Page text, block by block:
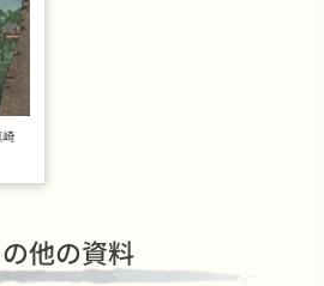
他の資料